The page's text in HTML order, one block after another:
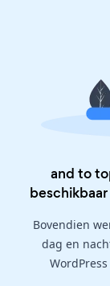
and to
Bovendien
dag en